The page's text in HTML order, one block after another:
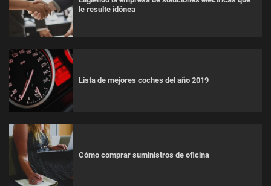
le resulte idónea
Lista de mejores coches del año 2019
Cómo comprar suministros de oficina